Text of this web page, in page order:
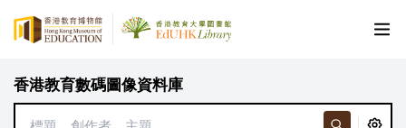
香港教育數碼圖像資料庫